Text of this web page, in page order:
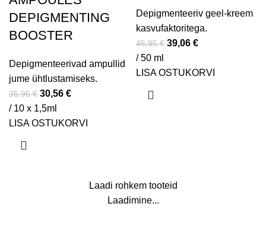
DEPIGMENTING
BOOSTER
Depigmenteerivad ampullid
jume ühtlustamiseks.
35,95€ 30,56 €
/ 10 x 1,5ml
LISA OSTUKORVI
Depigmenteeriv geel-kreem
kasvufaktoritega.
45,95€ 39,06 €
/ 50 ml
LISA OSTUKORVI
Laadi rohkem tooteid
Laadimine...